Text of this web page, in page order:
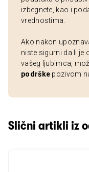
izbegnete, kao i
vrednostima.
Ako nakon
niste sigurni da li je
vašeg ljubimca,
podrške pozivom
Slični artikli iz